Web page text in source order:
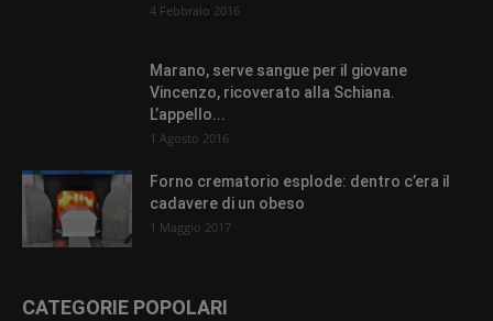
4 Febbraio 2016
Marano, serve sangue per il giovane
Vincenzo, ricoverato alla Schiana.
L’appello...
1 Agosto 2016
Forno crematorio esplode: dentro c’era il
cadavere di un obeso
1 Maggio 2017
CATEGORIE POPOLARI